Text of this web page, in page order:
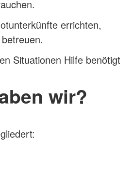
errichten,
Situationen Hilfe benötigt
wir?